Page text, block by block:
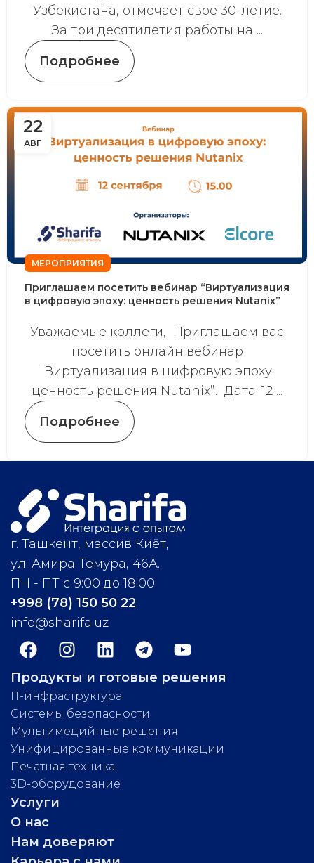
Узбекистана, отмечает свое 30-летие.
За три десятилетия работы на ...
Подробнее
22
АВГ
МЕРОПРИЯТИЯ
Приглашаем посетить вебинар “Виртуализация
в цифровую эпоху: ценность решения Nutanix”
Уважаемые коллеги, Приглашаем вас
посетить онлайн вебинар
“Виртуализация в цифровую эпоху:
ценность решения Nutanix”. Дата: 12 ...
Подробнее
г. Ташкент, массив Киёт,
ул. Амира Темура, 46А.
ПН - ПТ с 9:00 до 18:00
+998 (78) 150 50 22
info@sharifa.uz
Продукты и готовые решения
IT-инфраструктура
Системы безопасности
Мультимедийные решения
Унифицированные коммуникации
Печатная техника
3D-оборудование
Услуги
О нас
Нам доверяют